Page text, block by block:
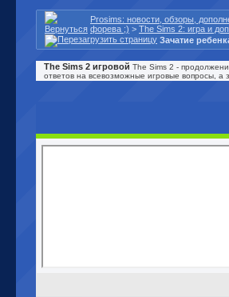
Prosims: новости, обзоры,
форева ;) > The Sims 2: игра и
Зачатие
The Sims 2 игровой The Sims 2 -
ответов на всевозможные игровые вопросы, а